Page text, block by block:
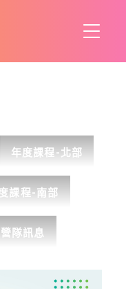
年度課程-北部
課程-南部
營隊訊息